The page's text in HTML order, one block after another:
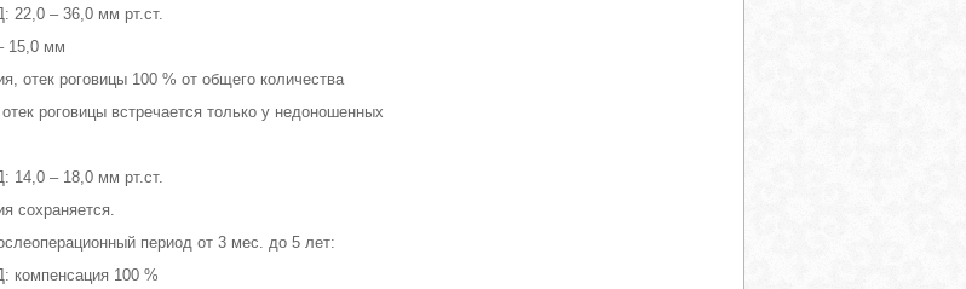
22,0 – 36,0 мм рт.ст.
15,0 мм
отек роговицы 100 % от общего количества
роговицы встречается только у недоношенных
14,0 – 18,0 мм рт.ст.
сохраняется.
период от 3 мес. до 5 лет:
компенсация 100 %